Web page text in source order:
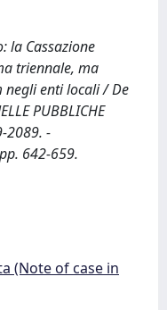
la Cassazione
triennale, ma
negli enti locali / De
PUBBLICHE
2089. -
642-659.
(Note of case in